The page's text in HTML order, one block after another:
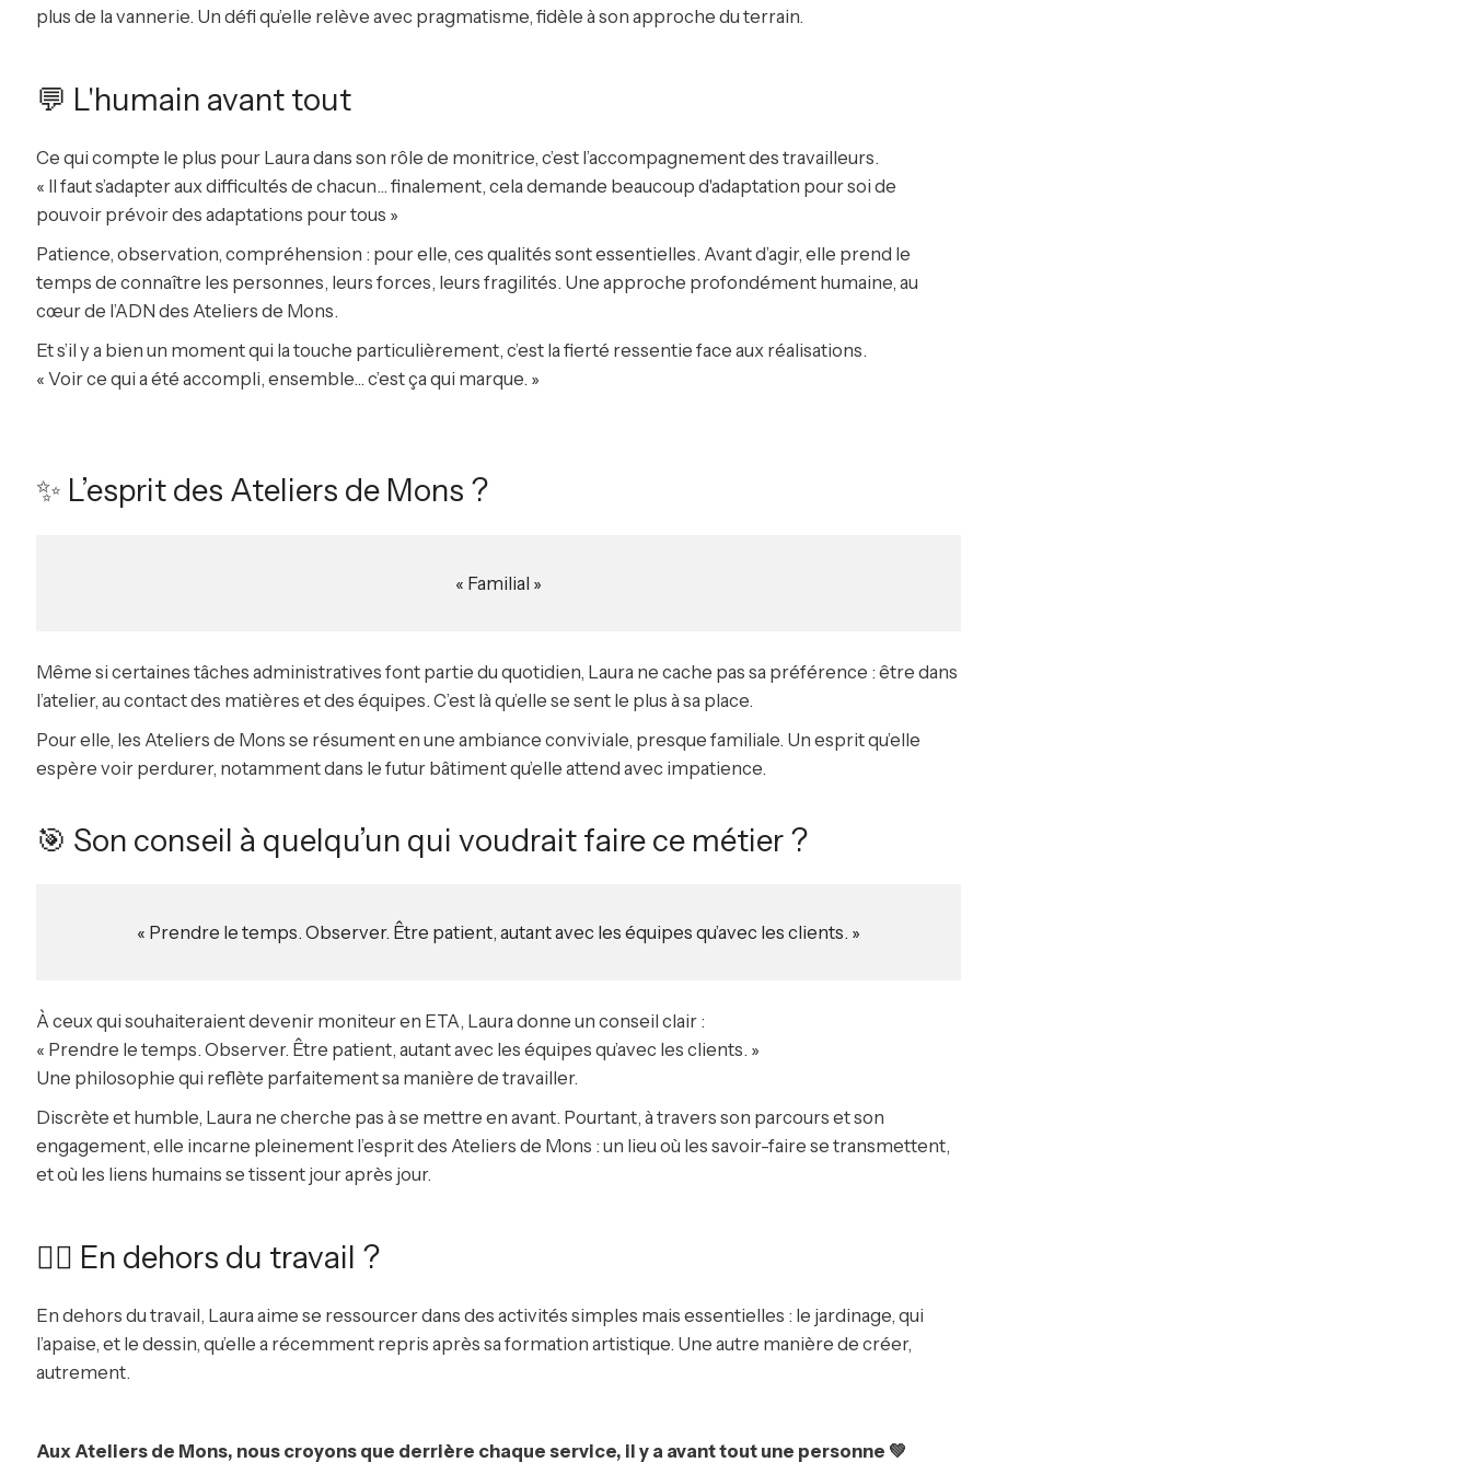
plus de la vannerie. Un défi qu’elle relève avec pragmatisme, fidèle à son approche du terrain.
💬 L'humain avant tout
Ce qui compte le plus pour Laura dans son rôle de monitrice, c’est l’accompagnement des travailleurs.
« Il faut s’adapter aux difficultés de chacun… finalement, cela demande beaucoup d'adaptation pour soi de
pouvoir prévoir des adaptations pour tous »
Patience, observation, compréhension : pour elle, ces qualités sont essentielles. Avant d’agir, elle prend le
temps de connaître les personnes, leurs forces, leurs fragilités. Une approche profondément humaine, au
cœur de l’ADN des Ateliers de Mons.
Et s’il y a bien un moment qui la touche particulièrement, c’est la fierté ressentie face aux réalisations.
« Voir ce qui a été accompli, ensemble… c’est ça qui marque. »
✨ L’esprit des Ateliers de Mons ?
« Familial »
Même si certaines tâches administratives font partie du quotidien, Laura ne cache pas sa préférence : être dans
l’atelier, au contact des matières et des équipes. C’est là qu’elle se sent le plus à sa place.
Pour elle, les Ateliers de Mons se résument en une ambiance conviviale, presque familiale. Un esprit qu’elle
espère voir perdurer, notamment dans le futur bâtiment qu’elle attend avec impatience.
🎯 Son conseil à quelqu’un qui voudrait faire ce métier ?
« Prendre le temps. Observer. Être patient, autant avec les équipes qu’avec les clients. »
À ceux qui souhaiteraient devenir moniteur en ETA, Laura donne un conseil clair :
« Prendre le temps. Observer. Être patient, autant avec les équipes qu’avec les clients. »
Une philosophie qui reflète parfaitement sa manière de travailler.
Discrète et humble, Laura ne cherche pas à se mettre en avant. Pourtant, à travers son parcours et son
engagement, elle incarne pleinement l’esprit des Ateliers de Mons : un lieu où les savoir-faire se transmettent,
et où les liens humains se tissent jour après jour.
🏊‍♂️ En dehors du travail ?
En dehors du travail, Laura aime se ressourcer dans des activités simples mais essentielles : le jardinage, qui
l’apaise, et le dessin, qu’elle a récemment repris après sa formation artistique. Une autre manière de créer,
autrement.
Aux Ateliers de Mons, nous croyons que derrière chaque service, il y a avant tout une personne 💚